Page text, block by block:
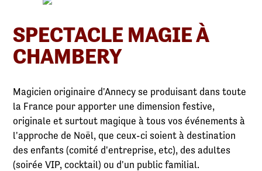
SPECTACLE MAGIE À
CHAMBERY
Magicien originaire d'Annecy se produisant dans toute
la France pour apporter une dimension festive,
originale et surtout magique à tous vos événements à
l'approche de Noël, que ceux-ci soient à destination
des enfants (comité d'entreprise, etc), des adultes
(soirée VIP, cocktail) ou d'un public familial.